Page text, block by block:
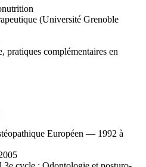
(Université Grenoble
pratiques complémentaires en
Européen — 1992 à